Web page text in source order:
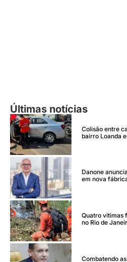
Últimas notícias
Colisão entre
bairro Loanda
Danone
em nova
Quatro vítimas
no Rio de
Combatendo